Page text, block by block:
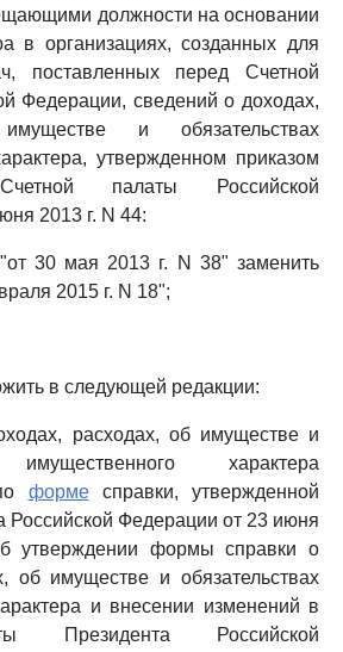
должности на основании
в организациях, созданных для
поставленных перед Счетной
Федерации, сведений о доходах,
и обязательствах
утвержденном приказом
палаты Российской
2013 г. N 44:
30 мая 2013 г. N 38" заменить
2015 г. N 18";
в следующей редакции:
расходах, об имуществе и
имущественного характера
формесправки, утвержденной
Российской Федерации от 23 июня
утверждении формы справки о
об имуществе и обязательствах
и внесении изменений в
Президента Российской